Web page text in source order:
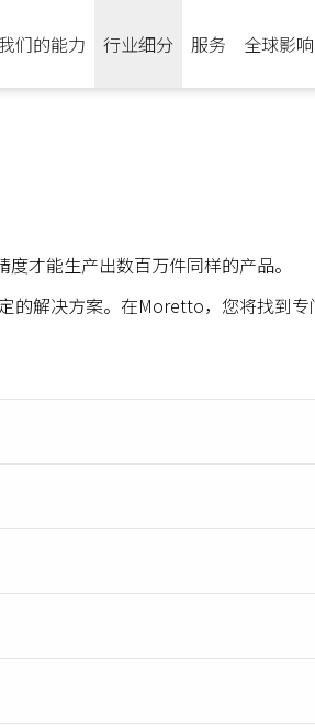
们的能力 行业细分 服务 全球影
才能生产出数百万件同样的产品。
解决方案。在Moretto，您将找到专